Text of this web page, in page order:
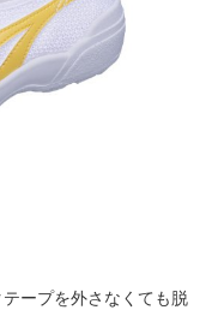
ープを外さなくても脱